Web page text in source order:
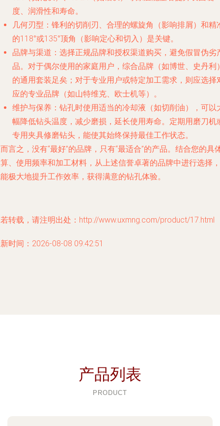
度、润滑性和寿命。
几何刃型 ：锋利的切削刃、合理的螺旋角（影响排屑）和精
的118°或135°顶角（影响定心和切入）是关键。
品牌与渠道 ：选择正规品牌和授权渠道购买，避免假冒伪劣
品。对于偶尔使用的家庭用户，综合品牌（如博世、史丹利
的通用套装足矣；对于专业用户或特定加工需求，则应选择
应的专业品牌（如山特维克、欧士机等）。
维护与保养 ：钻孔时使用适当的冷却液（如切削油），可以
幅降低钻头温度，减少磨损，延长使用寿命。定期用磨刀机
专用夹具修磨钻头，能使其始终保持最佳工作状态。
言之，没有“最好”的品牌，只有“最适合”的产品。结合您的具
、使用频率和加工材料，从上述信誉卓著的品牌中进行选择，
极大地提升工作效率，获得满意的钻孔体验。
转载，请注明出处：http://www.uxmng.com/product/17.html
时间：2026-08-08 09:42:51
产品列表
PRODUCT